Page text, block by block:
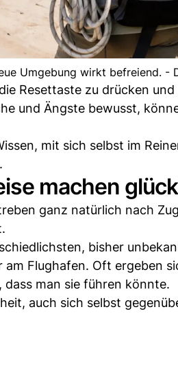
Umgebung wirkt befreiend. -
Resettaste zu drücken
und Ängste bewusst,
mit sich selbst im
machen
ganz natürlich nach
bisher
Flughafen. Oft ergeben
man sie führen könnte.
auch sich selbst